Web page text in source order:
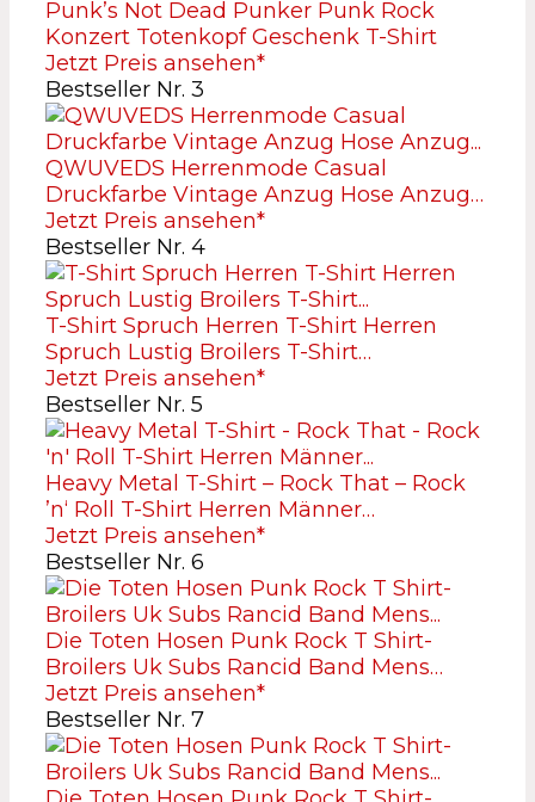
Punk’s Not Dead Punker Punk Rock
Konzert Totenkopf Geschenk T-Shirt
Jetzt Preis ansehen*
Bestseller Nr. 3
QWUVEDS Herrenmode Casual
Druckfarbe Vintage Anzug Hose Anzug…
Jetzt Preis ansehen*
Bestseller Nr. 4
T-Shirt Spruch Herren T-Shirt Herren
Spruch Lustig Broilers T-Shirt…
Jetzt Preis ansehen*
Bestseller Nr. 5
Heavy Metal T-Shirt – Rock That – Rock
’n‘ Roll T-Shirt Herren Männer…
Jetzt Preis ansehen*
Bestseller Nr. 6
Die Toten Hosen Punk Rock T Shirt-
Broilers Uk Subs Rancid Band Mens…
Jetzt Preis ansehen*
Bestseller Nr. 7